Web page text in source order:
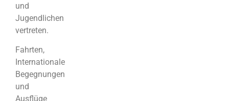
und
Jugendlichen
vertreten.
Fahrten,
Internationale
Begegnungen
und
Ausflüge